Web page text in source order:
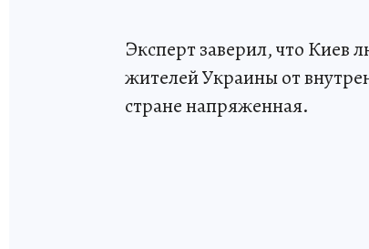
Эксперт заверил, что Киев
жителей Украины от
стране напряженная.